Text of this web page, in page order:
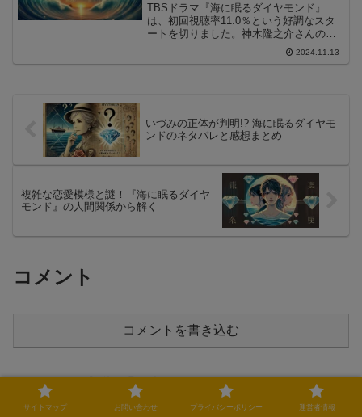
TBSドラマ『海に眠るダイヤモンド』
は、初回視聴率11.0％という好調なスタ
ートを切りました。神木隆之介さんの二
役をはじめとする豪華キャストが話題を
呼び、視聴者の間でも注目を集めていま
2024.11.13
いづみの正体が判明!? 海に眠るダイヤモ
ンドのネタバレと感想まとめ
複雑な恋愛模様と謎！『海に眠るダイヤ
モンド』の人間関係から解く
コメント
コメントを書き込む
ホーム 海に眠るダイヤモンド
サイトマップ お問い合わせ プライバシーポリシー 運営者情報